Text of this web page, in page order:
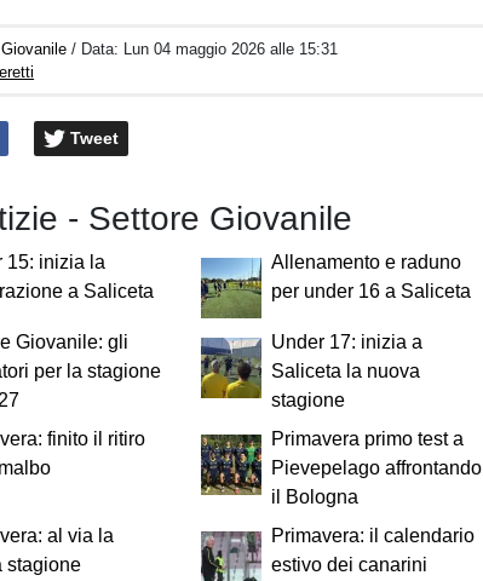
/ Data: Lun 04 maggio 2026 alle 15:31
Tweet
- Settore Giovanile
15: inizia la
a Saliceta
Allenamento e raduno
per under 16 a Saliceta
Giovanile: gli
per la stagione
Under 17: inizia a
Saliceta la nuova
stagione
finito il ritiro
Primavera primo test a
Pievepelago affrontando
il Bologna
al via la
stagione
Primavera: il calendario
estivo dei canarini